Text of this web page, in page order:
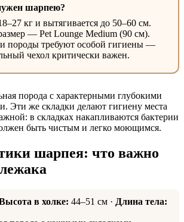
шарпею?
кг и вытягивается до 50–60 см.
— Pet Lounge Medium (90 см).
породы требуют особой гигиены —
чехол критически важен.
порода с характерными глубокими
Эти же складки делают гигиену места
в складках накапливаются бактерии
быть чистым и легко моющимся.
шарпея: что важно
в холке: 44–51 см · Длина тела: